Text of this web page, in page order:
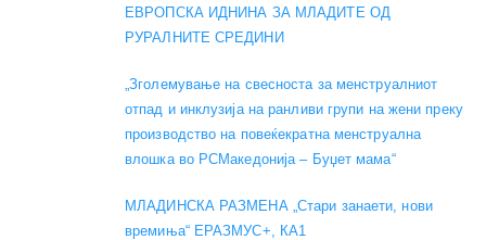
ЕВРОПСКА ИДНИНА ЗА МЛАДИТЕ ОД
РУРАЛНИТЕ СРЕДИНИ
„Зголемување на свесноста за менструалниот
отпад и инклузија на ранливи групи на жени преку
производство на повеќекратна менструална
влошка во РСМакедонија – Буџет мама“
МЛАДИНСКА РАЗМЕНА „Стари занаети, нови
времиња“ ЕРАЗМУС+, КА1